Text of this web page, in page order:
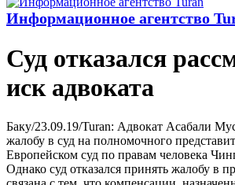
Информационное агентство
Суд отказался
иск адвоката
Баку/23.09.19/Turan: Адвокат Асабали
жалобу в суд на полномочного
Европейском суд по правам человека
Однако суд отказался принять жалобу в